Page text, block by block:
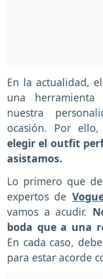
En la actualidad,
una herramienta
nuestra
ocasión. Por ello,
elegir el outfit
asistamos.
Lo primero que
expertos de
vamos a acudir.
boda que a una
En cada caso,
para estar acorde